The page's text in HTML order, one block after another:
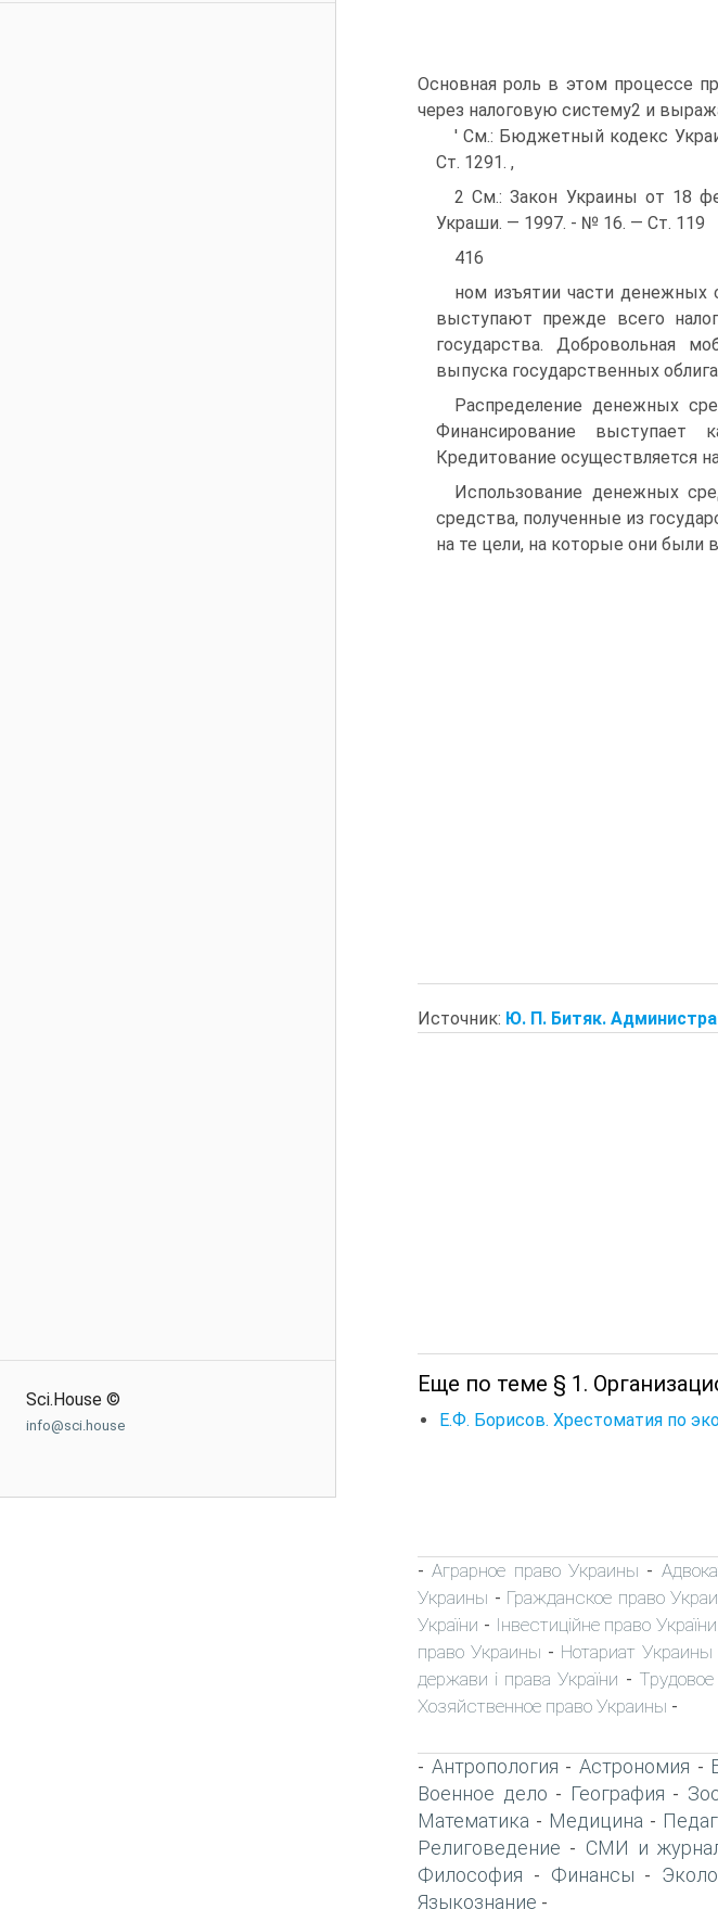
Sci.House ©
info@sci.house
Основная роль в этом процессе
через налоговую систему2 и
' См.: Бюджетный кодекс
Ст. 1291. ,
2 См.: Закон Украины от 18
Украши. — 1997. - № 16. — Ст. 119
416
ном изъятии части денежных
выступают прежде всего
государства. Добровольная
выпуска государственных
Распределение денежных
Финансирование выступает
Кредитование осуществляется
Использование денежных
средства, полученные из
на те цели, на которые они были
Источник: Ю. П. Битяк.
Еще по теме § 1.
Е.Ф. Борисов. Хрестоматия по
-Аграрное право Украины -
Украины - Гражданское право
України - Інвестиційне право України
право Украины - Нотариат Украины
держави і права України -
Хозяйственное право Украины -
- Антропология -Астрономия -
Военное дело - География -
Математика - Медицина -
Религоведение - СМИ и
Философия - Финансы -
Языкознание -